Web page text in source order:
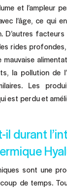
et l’ampleur
l’âge, ce qui
D’autres facteurs
rides
mauvaise
la pollution de
Les
est perdu et
il durant
sont une
de temps.